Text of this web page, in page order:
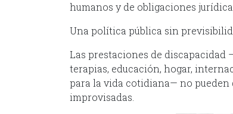
humanos y de obligaciones
Una política pública sin
Las prestaciones de
terapias, educación, hogar,
para la vida cotidiana— no pueden
improvisadas.